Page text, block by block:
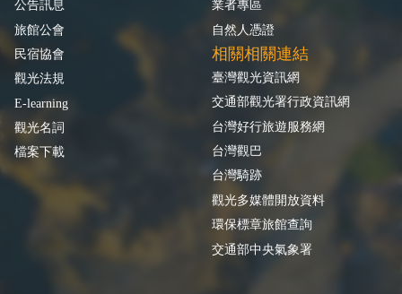
公告訊息
旅館公會
民宿協會
觀光法規
E-learning
觀光名詞
檔案下載
業者專區
自然人憑證
相關相關連結
臺灣觀光資訊網
交通部觀光署行政資訊網
台灣好行旅遊服務網
台灣觀巴
台灣騎跡
觀光多媒體開放資料
環保標章旅館查詢
交通部中央氣象署